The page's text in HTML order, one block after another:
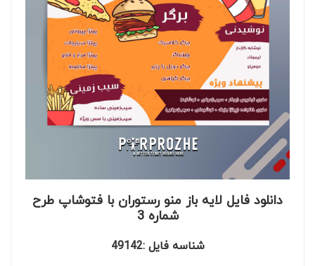
دانلود فایل لایه باز منو رستوران با فتوشاپ طرح
شماره 3
شناسه فایل :49142